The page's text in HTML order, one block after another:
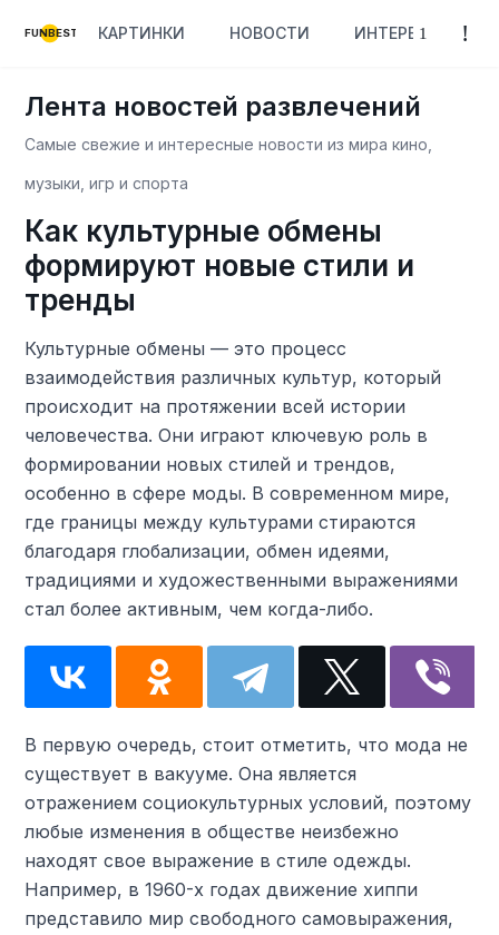
FUNBEST КАРТИНКИ НОВОСТИ ИНТЕРЕСНОЕ
Лента новостей развлечений
Самые свежие и интересные новости из мира кино,
музыки, игр и спорта
Как культурные обмены
формируют новые стили и
тренды
Культурные обмены — это процесс
взаимодействия различных культур, который
происходит на протяжении всей истории
человечества. Они играют ключевую роль в
формировании новых стилей и трендов,
особенно в сфере моды. В современном мире,
где границы между культурами стираются
благодаря глобализации, обмен идеями,
традициями и художественными выражениями
стал более активным, чем когда-либо.
В первую очередь, стоит отметить, что мода не
существует в вакууме. Она является
отражением социокультурных условий, поэтому
любые изменения в обществе неизбежно
находят свое выражение в стиле одежды.
Например, в 1960-х годах движение хиппи
представило мир свободного самовыражения,